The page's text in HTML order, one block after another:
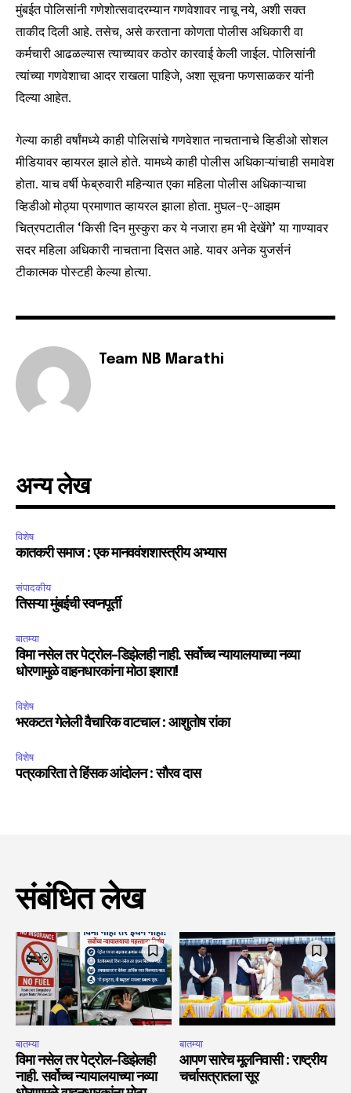
Join our community of
SUBSCRIBERS and be part of the
conversation.
To subscribe, simply enter your email address on our website
or click the subscribe button below. Don't worry, we respect
your privacy and won't spam your inbox. Your information is
safe with us.
SUBSCRIBE
I've read and accept the
6,300
Fans
मुंबईत पोलिसांनी गणेशोत्सवादरम्यान गणवेशावर नाचू नये, अशी सक्त
ताकीद दिली आहे. तसेच, असे करताना कोणता पोलीस अधिकारी वा
कर्मचारी आढळल्यास त्याच्यावर कठोर कारवाई केली जाईल. पोलिसांनी
त्यांच्या गणवेशाचा आदर राखला पाहिजे, अशा सूचना फणसाळकर यांनी
दिल्या आहेत.
गेल्या काही वर्षांमध्ये काही पोलिसांचे गणवेशात नाचतानाचे व्हिडीओ सोशल
मीडियावर व्हायरल झाले होते. यामध्ये काही पोलीस अधिकाऱ्यांचाही समावेश
होता. याच वर्षी फेब्रुवारी महिन्यात एका महिला पोलीस अधिकाऱ्याचा
व्हिडीओ मोठ्या प्रमाणात व्हायरल झाला होता. मुघल-ए-आझम
चित्रपटातील ‘किसी दिन मुस्कुरा कर ये नजारा हम भी देखेंगे’ या गाण्यावर
सदर महिला अधिकारी नाचताना दिसत आहे. यावर अनेक युजर्सनं
टीकात्मक पोस्टही केल्या होत्या.
Team NB Marathi
अन्य लेख
विशेष
कातकरी समाज : एक मानववंशशास्त्रीय अभ्यास
संपादकीय
तिसऱ्या मुंबईची स्वप्नपूर्ती
बातम्या
विमा नसेल तर पेट्रोल-डिझेलही नाही. सर्वोच्च न्यायालयाच्या नव्या
धोरणामुळे वाहनधारकांना मोठा इशारा!
विशेष
भरकटत गेलेली वैचारिक वाटचाल : आशुतोष रांका
विशेष
पत्रकारिता ते हिंसक आंदोलन : सौरव दास
संबंधित लेख
बातम्या
विमा नसेल तर पेट्रोल-डिझेलही
नाही. सर्वोच्च न्यायालयाच्या नव्या
बातम्या
आपण सारेच मूलनिवासी : राष्ट्रीय
चर्चासत्रातला सूर